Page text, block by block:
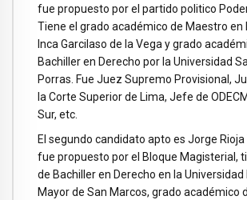
fue propuesto por el partido politico
Tiene el grado académico de Maestro en
Inca Garcilaso de la Vega y grado
Bachiller en Derecho por la Universidad
Porras. Fue Juez Supremo Provisional,
la Corte Superior de Lima, Jefe de
Sur, etc.
El segundo candidato apto es Jorge
fue propuesto por el Bloque Magisterial,
de Bachiller en Derecho en la Universidad
Mayor de San Marcos, grado académico